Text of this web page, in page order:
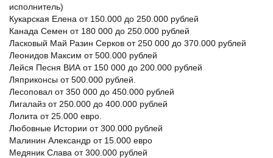
исполнитель)
Кукарская Елена от 150.000 до 250.000 рублей
Канада Семен от 180 000 до 250.000 рублей
Ласковый Май Разин Серков от 250 000 до 370.000 рублей
Леонидов Максим от 500.000 рублей
Лейся Песня ВИА от 150 000 до 200.000 рублей
Ляприконсы от 500.000 рублей.
Лесоповал от 350 000 до 450.000 рублей
Лигалайз от 250.000 до 400.000 рублей
Лолита от 25.000 евро.
Любовные Истории от 300.000 рублей
Малинин Александр от 15.000 евро
Медяник Слава от 300.000 рублей